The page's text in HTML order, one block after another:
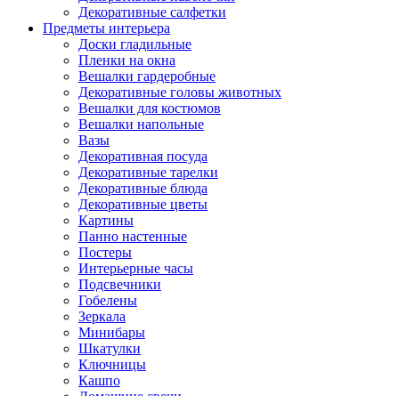
Декоративные салфетки
Предметы интерьера
Доски гладильные
Пленки на окна
Вешалки гардеробные
Декоративные головы животных
Вешалки для костюмов
Вешалки напольные
Вазы
Декоративная посуда
Декоративные тарелки
Декоративные блюда
Декоративные цветы
Картины
Панно настенные
Постеры
Интерьерные часы
Подсвечники
Гобелены
Зеркала
Минибары
Шкатулки
Ключницы
Кашпо